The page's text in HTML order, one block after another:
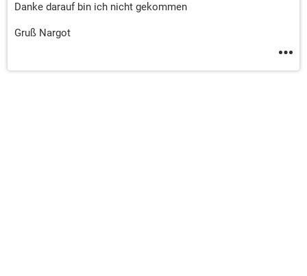
Danke darauf bin ich nicht gekommen
Gruß Nargot